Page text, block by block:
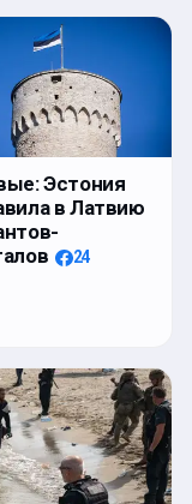
Эстония
в Латвию
24